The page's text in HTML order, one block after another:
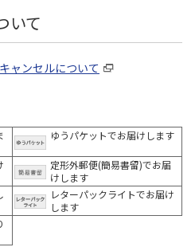
いて
ャンセルについて
ゆうパケットでお届けします
定形外郵便(簡易書留)でお届
けします
レターパックライトでお届け
します